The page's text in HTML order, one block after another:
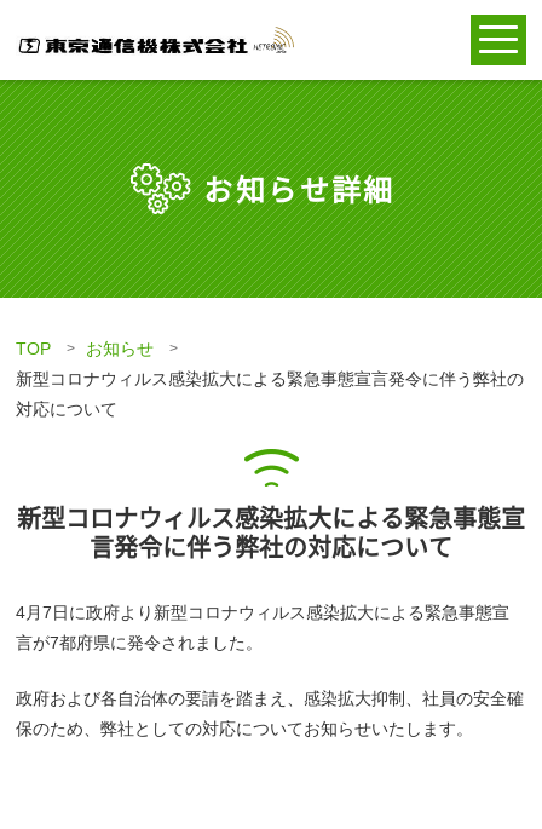
お知らせ詳細
TOP
お知らせ
新型コロナウィルス感染拡大による緊急事態宣言発令に伴う弊社の
対応について
新型コロナウィルス感染拡大による緊急事態宣
言発令に伴う弊社の対応について
4月7日に政府より新型コロナウィルス感染拡大による緊急事態宣
言が7都府県に発令されました。
政府および各自治体の要請を踏まえ、感染拡大抑制、社員の安全確
保のため、弊社としての対応についてお知らせいたします。